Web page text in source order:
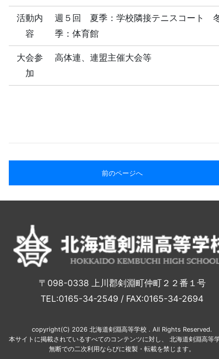
活動内
容
週５回 夏季：学校隣接テニスコート
季：体育館
大会参
加
高体連、連盟主催大会等
前のページへ
〒098-0338 上川郡剣淵町仲町２２番１号
TEL:0165-34-2549 / FAX:0165-34-2694
copyright(C) 2026 北海道剣淵高等学校 . All Rights Reserved.
本サイトに掲載されているすべてのコンテンツに対し、 北海道剣淵高等
無断での二次利用ならびに複製・転載を禁じます。